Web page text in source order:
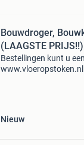
Bouwdroger,
(LAAGSTE PRIJS!!)
Bestellingen kunt u
Nieuw